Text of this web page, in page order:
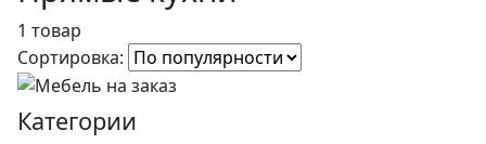
1 товар
Сортировка:
Категории